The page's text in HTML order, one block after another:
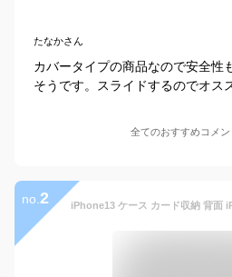
たなかさん
カバータイプの商品なので安全性
そうです。スライドするのでオス
全てのおすすめコメン
no. 2